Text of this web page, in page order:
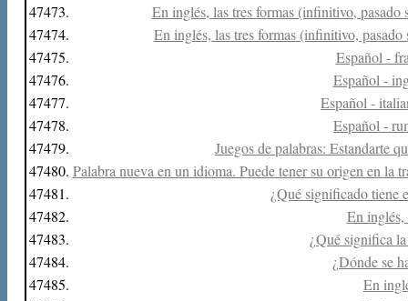
47473.
En inglés, las tres formas (infinitivo,
47474.
En inglés, las tres formas (infinitivo,
47475.
Español -
47476.
Español -
47477.
Español -
47478.
Español -
47479.
Juegos de palabras: Estandarte
47480. Palabra nueva en un idioma. Puede tener su origen en la
47481.
¿Qué significado tiene
47482.
En
47483.
¿Qué significa
47484.
¿Dónde se
47485.
En